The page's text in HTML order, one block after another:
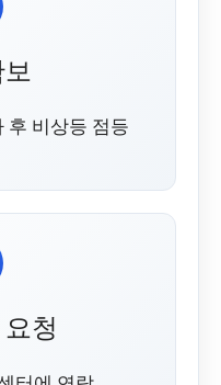
후 비상등 점등
청